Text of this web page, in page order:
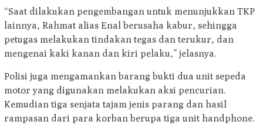
“Saat dilakukan pengembangan untuk menunjukkan TKP
lainnya, Rahmat alias Enal berusaha kabur, sehingga
petugas melakukan tindakan tegas dan terukur, dan
mengenai kaki kanan dan kiri pelaku,” jelasnya.
Polisi juga mengamankan barang bukti dua unit sepeda
motor yang digunakan melakukan aksi pencurian.
Kemudian tiga senjata tajam jenis parang dan hasil
rampasan dari para korban berupa tiga unit handphone.